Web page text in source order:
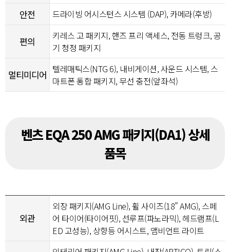
안전 드라이빙 어시스턴스 시스템 (DAP), 카메라(후방)
편의
키레스 고 패키지, 핸즈 프리 액세스, 전동 트렁크, 공
기 청정 패키지
멀티미디어 텔레매틱스(NTG 6), 내비게이션, 사운드 시스템, 스
마트폰 통합 패키지, 무선 충전(앞좌석)
벤츠 EQA 250 AMG 패키지(DA1) 상세
품목
외관
외장 패키지(AMG Line), 휠 사이즈(18” AMG), 스페
어 타이어(타이어핏), 선루프(파노라믹), 헤드램프(L
ED 고성능), 상향등 어시스트, 앰비언트 라이트